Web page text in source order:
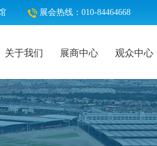
展会热线：010-84464668
关于我们 展商中心 观众中心